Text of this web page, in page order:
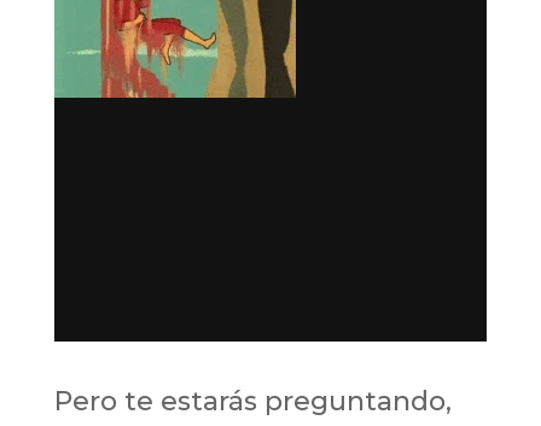
Pero te estarás preguntando,